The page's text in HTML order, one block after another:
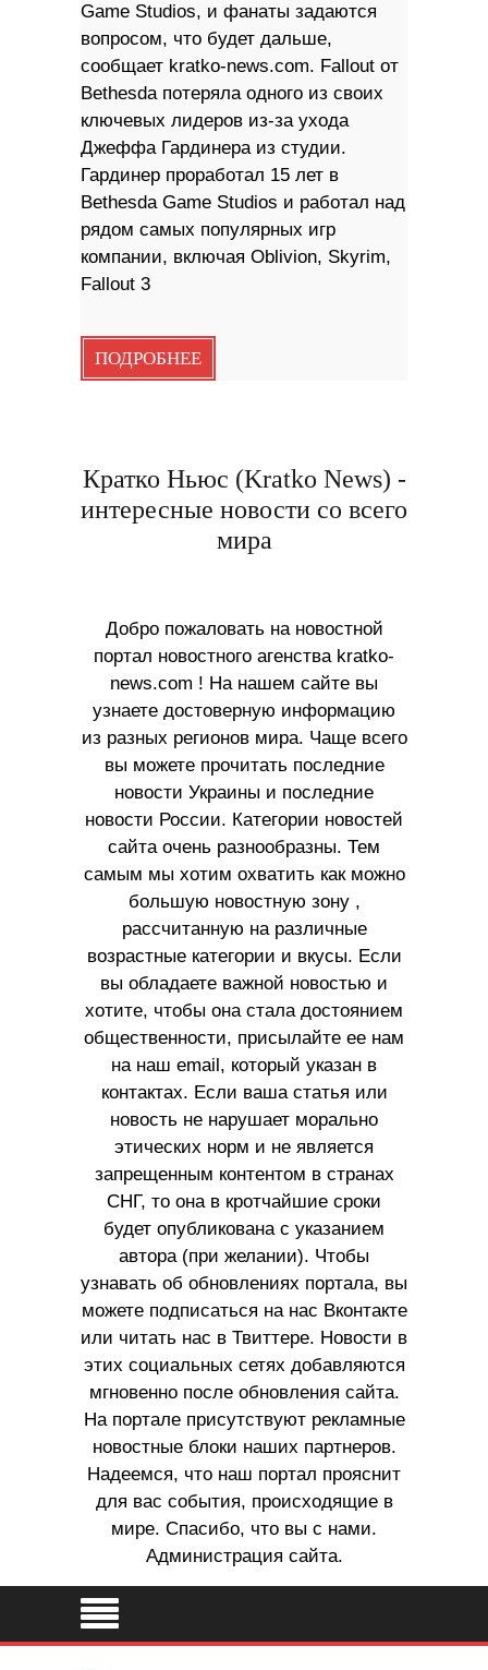
Game Studios, и фанаты задаются
вопросом, что будет дальше,
сообщает kratko-news.com. Fallout от
Bethesda потеряла одного из своих
ключевых лидеров из-за ухода
Джеффа Гардинера из студии.
Гардинер проработал 15 лет в
Bethesda Game Studios и работал над
рядом самых популярных игр
компании, включая Oblivion, Skyrim,
Fallout 3
ПОДРОБНЕЕ
Кратко Ньюс (Kratko News) -
интересные новости со всего
мира
Добро пожаловать на новостной
портал новостного агенства kratko-
news.com ! На нашем сайте вы
узнаете достоверную информацию
из разных регионов мира. Чаще всего
вы можете прочитать последние
новости Украины и последние
новости России. Категории новостей
сайта очень разнообразны. Тем
самым мы хотим охватить как можно
большую новостную зону ,
рассчитанную на различные
возрастные категории и вкусы. Если
вы обладаете важной новостью и
хотите, чтобы она стала достоянием
общественности, присылайте ее нам
на наш email, который указан в
контактах. Если ваша статья или
новость не нарушает морально
этических норм и не является
запрещенным контентом в странах
СНГ, то она в кротчайшие сроки
будет опубликована с указанием
автора (при желании). Чтобы
узнавать об обновлениях портала, вы
можете подписаться на нас Вконтакте
или читать нас в Твиттере. Новости в
этих социальных сетях добавляются
мгновенно после обновления сайта.
На портале присутствуют рекламные
новостные блоки наших партнеров.
Надеемся, что наш портал прояснит
для вас события, происходящие в
мире. Спасибо, что вы с нами.
Администрация сайта.